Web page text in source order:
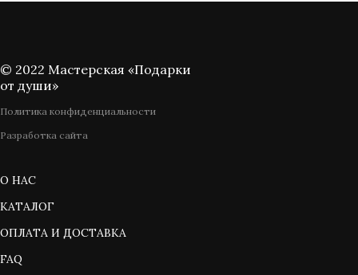
© 2022 Мастерская «Подарки
от души»
Политика конфиденциальности
Разработка сайта
О НАС
КАТАЛОГ
ОПЛАТА И ДОСТАВКА
FAQ